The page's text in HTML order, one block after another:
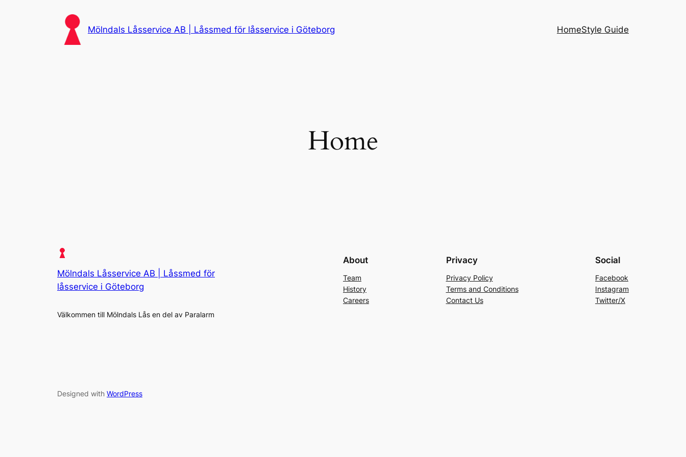
Mölndals Låsservice AB | Låssmed för låsservice i Göteborg HomeStyle Guide
Home
Mölndals Låsservice AB | Låssmed för
låsservice i Göteborg
Välkommen till Mölndals Lås en del av Paralarm
About
Team
History
Careers
Privacy
Privacy Policy
Terms and Conditions
Contact Us
Social
Facebook
Instagram
Twitter/X
Designed with WordPress